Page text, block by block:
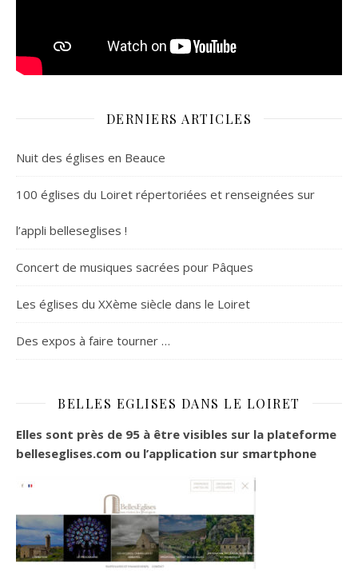
DERNIERS ARTICLES
Nuit des églises en Beauce
100 églises du Loiret répertoriées et renseignées sur
l’appli belleseglises !
Concert de musiques sacrées pour Pâques
Les églises du XXème siècle dans le Loiret
Des expos à faire tourner …
BELLES EGLISES DANS LE LOIRET
Elles sont près de 95 à être visibles sur la plateforme
belleseglises.com ou l’application sur smartphone